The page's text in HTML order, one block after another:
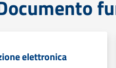
elettronica